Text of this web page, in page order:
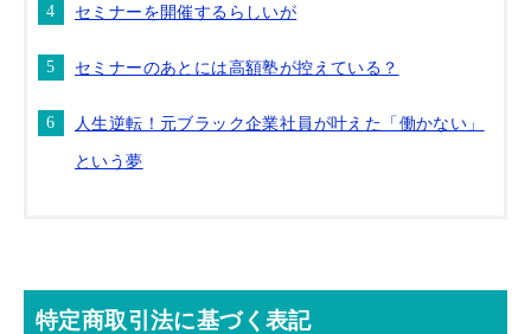
セミナーを開催するらしいが
セミナーのあとには高額塾が控えている？
人生逆転！元ブラック企業社員が叶えた「働かない」
という夢
特定商取引法に基づく表記